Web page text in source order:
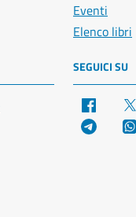
Eventi
Elenco libri
SEGUICI SU
Facebook
Telegram